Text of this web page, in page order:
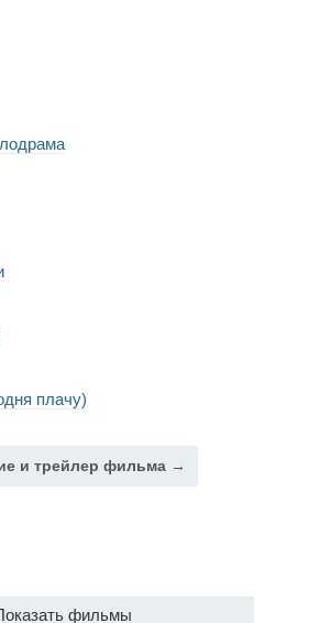
плачу)
и трейлер фильма →
фильмы